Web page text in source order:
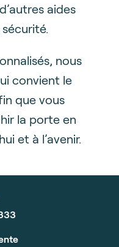
aides
nous
convient le
que vous
la porte en
et à l’avenir.